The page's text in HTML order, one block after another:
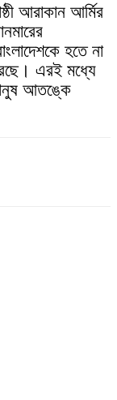
আরাকান আর্মির
হতে না
এরই মধ্যে
আতঙ্কে